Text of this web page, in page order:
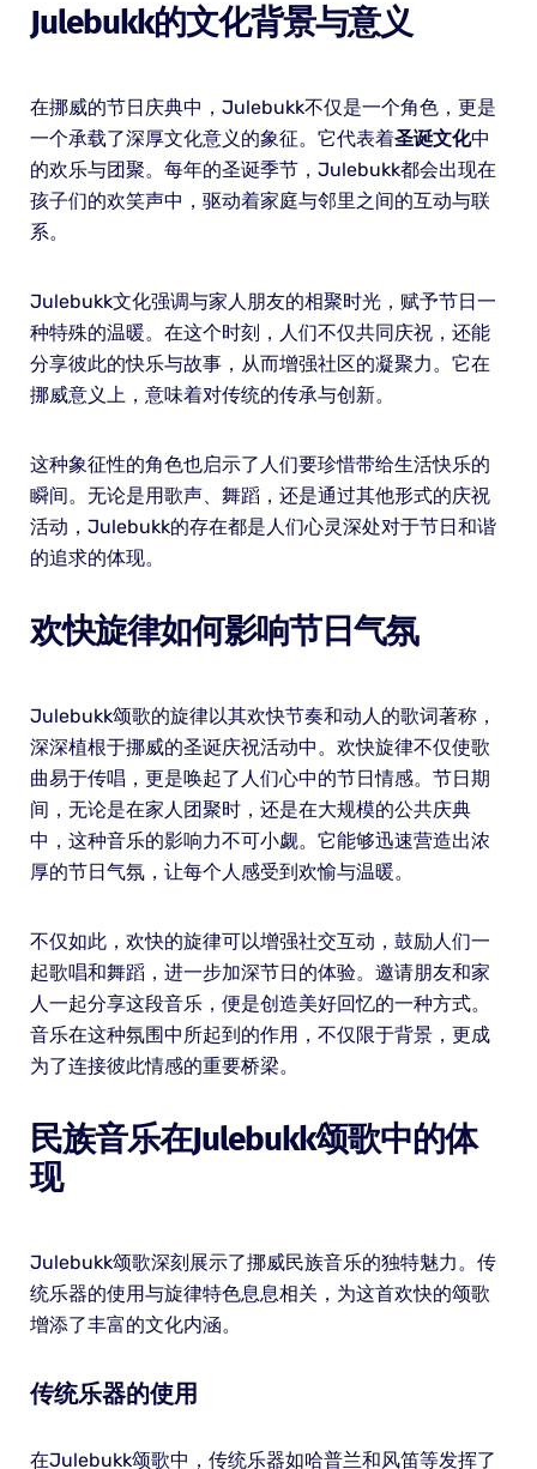
Julebukk的文化背景与意义
在挪威的节日庆典中，Julebukk不仅是一个角色，更是
一个承载了深厚文化意义的象征。它代表着圣诞文化中
的欢乐与团聚。每年的圣诞季节，Julebukk都会出现在
孩子们的欢笑声中，驱动着家庭与邻里之间的互动与联
系。
Julebukk文化强调与家人朋友的相聚时光，赋予节日一
种特殊的温暖。在这个时刻，人们不仅共同庆祝，还能
分享彼此的快乐与故事，从而增强社区的凝聚力。它在
挪威意义上，意味着对传统的传承与创新。
这种象征性的角色也启示了人们要珍惜带给生活快乐的
瞬间。无论是用歌声、舞蹈，还是通过其他形式的庆祝
活动，Julebukk的存在都是人们心灵深处对于节日和谐
的追求的体现。
欢快旋律如何影响节日气氛
Julebukk颂歌的旋律以其欢快节奏和动人的歌词著称，
深深植根于挪威的圣诞庆祝活动中。欢快旋律不仅使歌
曲易于传唱，更是唤起了人们心中的节日情感。节日期
间，无论是在家人团聚时，还是在大规模的公共庆典
中，这种音乐的影响力不可小觑。它能够迅速营造出浓
厚的节日气氛，让每个人感受到欢愉与温暖。
不仅如此，欢快的旋律可以增强社交互动，鼓励人们一
起歌唱和舞蹈，进一步加深节日的体验。邀请朋友和家
人一起分享这段音乐，便是创造美好回忆的一种方式。
音乐在这种氛围中所起到的作用，不仅限于背景，更成
为了连接彼此情感的重要桥梁。
民族音乐在Julebukk颂歌中的体
现
Julebukk颂歌深刻展示了挪威民族音乐的独特魅力。传
统乐器的使用与旋律特色息息相关，为这首欢快的颂歌
增添了丰富的文化内涵。
传统乐器的使用
在Julebukk颂歌中，传统乐器如哈普兰和风笛等发挥了